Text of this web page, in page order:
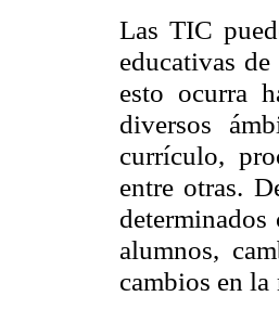
Las TIC
educativas
esto ocurra
diversos
currículo,
entre otras.
determinados
alumnos,
cambios en la